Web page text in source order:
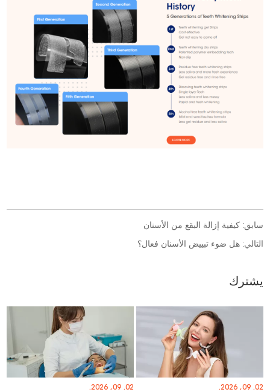
سابق: كيفية إزالة البقع من الأسنان
التالي:هل ضوء تبييض الأسنان فعال؟
يشترك
02. 09, 2026.
02. 09, 2026.